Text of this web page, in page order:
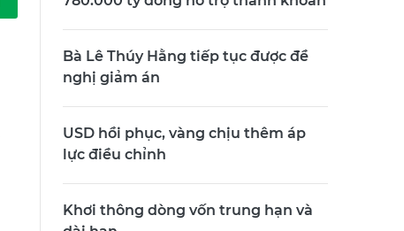
780.000 tỷ đồng hỗ trợ thanh khoản
Bà Lê Thúy Hằng tiếp tục được đề
nghị giảm án
USD hồi phục, vàng chịu thêm áp
lực điều chỉnh
Khơi thông dòng vốn trung hạn và